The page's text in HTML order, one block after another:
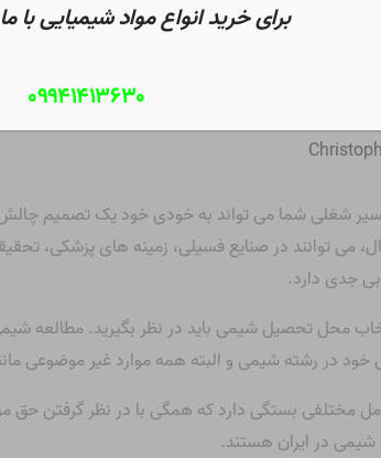
شغلی شما می تواند به خودی خود یک تصمیم
می توانند در صنایع فسیلی، زمینه های پزشکی،
جدی دارد.
محل تحصیل شیمی باید در نظر بگیرید. مطالعه
در رشته شیمی و البته همه موارد غیر موضوعی
مختلفی بستگی دارد که همگی با در نظر گرفتن حق
شیمی در ایران هستند.
برای خرید انواع مواد شیمیایی با
۰۹۹۴۱۴۱۳۶۳۰